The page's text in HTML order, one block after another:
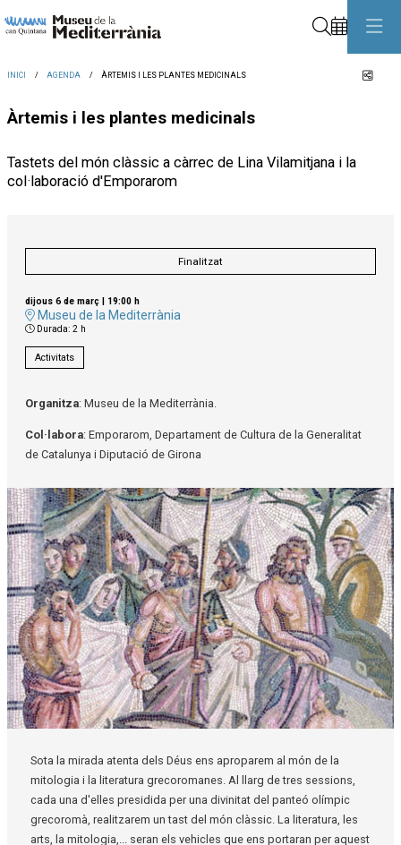
INICI AGENDA ÀRTEMIS I LES PLANTES MEDICINALS
Àrtemis i les plantes medicinals
Tastets del món clàssic a càrrec de Lina Vilamitjana i la
col·laboració d'Emporarom
Finalitzat
dijous 6 de març | 19:00 h
Museu de la Mediterrània
Durada: 2 h
Activitats
Organitza: Museu de la Mediterrània.
Col·labora: Emporarom, Departament de Cultura de la Generalitat
de Catalunya i Diputació de Girona
Sota la mirada atenta dels Déus ens aproparem al món de la
mitologia i la literatura grecoromanes. Al llarg de tres sessions,
cada una d'elles presidida per una divinitat del panteó olímpic
grecoromà, realitzarem un tast del món clàssic. La literatura, les
arts, la mitologia,... seran els vehicles que ens portaran per aquest